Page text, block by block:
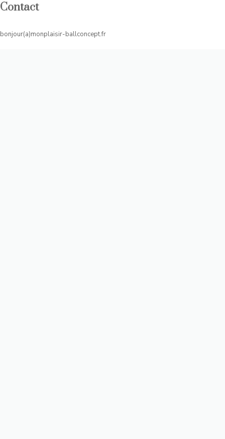
Contact
bonjour(a)monplaisir-ballconcept.fr